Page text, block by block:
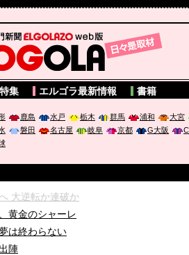
web版 BLOGOLA
特集 エルゴラ最新情報 書籍
鹿島 水戸 栃木 群馬 浦和 大宮
磐田 名古屋 岐阜 京都 G大阪
大逆転か連破か
黄金のシャーレ
は終わらない
陣